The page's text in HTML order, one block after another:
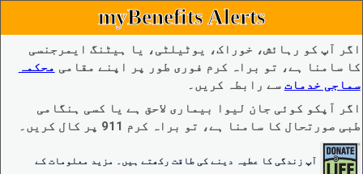
myBenefits Alerts
اگر آپ کو رہائش، خوراک، یوٹیلٹی، یا ہیٹنگ ایمرجنسی
کا سامنا ہے، تو براہ کرم فوری طور پر اپنے مقامی محکمہ
سماجی خدمات سے رابطہ کریں۔
اگر آپکو کوئی جان لیوا بیماری لاحق ہے یا کسی ہنگامی
طبی صورتحال کا سامنا ہے، تو براہ کرم 911 پر کال کریں۔
آپ زندگی کا عطیہ دینے کی طاقت رکھتے ہیں۔ مزید معلومات کے